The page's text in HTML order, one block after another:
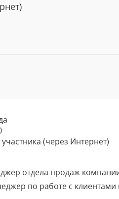
(через Интернет)
отдела продаж
по работе с